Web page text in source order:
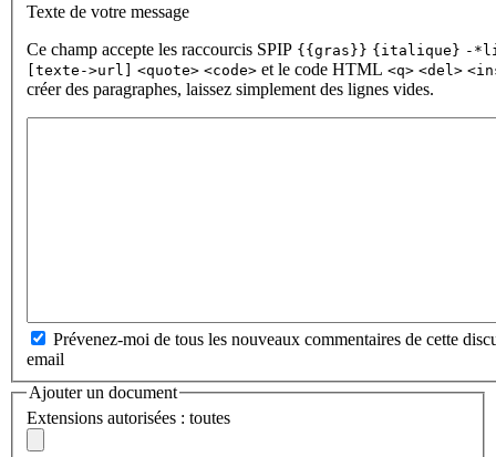
Texte de votre message
Ce champ accepte les raccourcis SPIP {{gras}} {italique} -
[texte->url] <quote> <code> et le code HTML <q> <del>
créer des paragraphes, laissez simplement des lignes vides.
Prévenez-moi de tous les nouveaux commentaires de cette
email
Ajouter un document
Extensions autorisées : toutes